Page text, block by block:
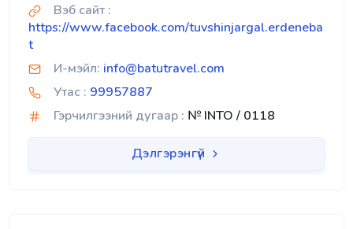
Вэб сайт :
https://www.facebook.com/tuvshinjargal.erdeneba
t
И-мэйл: info@batutravel.com
Утас : 99957887
Гэрчилгээний дугаар : № INTO / 0118
Дэлгэрэнгүй